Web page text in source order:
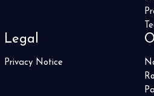
Legal
Privacy Notice